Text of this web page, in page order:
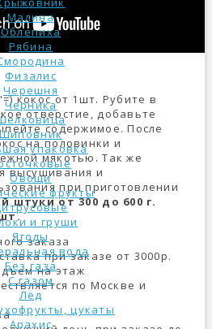
Малина
Облепиха
Рябина
Физалис
Черешня
Черника
упаковка
Овощи
фрукты
и груши
Ягоды
вода
Без газа
С газом
Лёд
цукаты
Арахис
кокос от 1шт. Рубите в
отверстие, добавьте
содержимое. После
на половинки и
мякотью. Так же
высушивания и
при приготовлении
штуки от 300 до 600 г.
заказа
при заказе от 3000р.
на этаж
по Москве и